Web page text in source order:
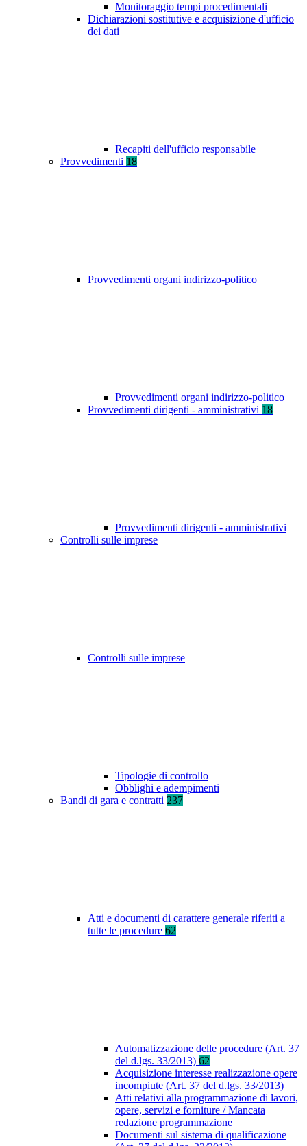
Monitoraggio tempi procedimentali
Dichiarazioni sostitutive e acquisizione d'ufficio
dei dati
Recapiti dell'ufficio responsabile
Provvedimenti 18
Provvedimenti organi indirizzo-politico
Provvedimenti organi indirizzo-politico
Provvedimenti dirigenti - amministrativi 18
Provvedimenti dirigenti - amministrativi
Controlli sulle imprese
Controlli sulle imprese
Tipologie di controllo
Obblighi e adempimenti
Bandi di gara e contratti 237
Atti e documenti di carattere generale riferiti a
tutte le procedure 62
Automatizzazione delle procedure (Art. 37
del d.lgs. 33/2013) 62
Acquisizione interesse realizzazione opere
incompiute (Art. 37 del d.lgs. 33/2013)
Atti relativi alla programmazione di lavori,
opere, servizi e forniture / Mancata
redazione programmazione
Documenti sul sistema di qualificazione